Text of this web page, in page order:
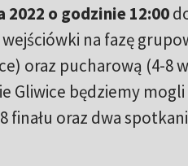
2022 o godzinie 12:00
na fazę
oraz pucharową (4-8
Gliwice będziemy
finału oraz dwa